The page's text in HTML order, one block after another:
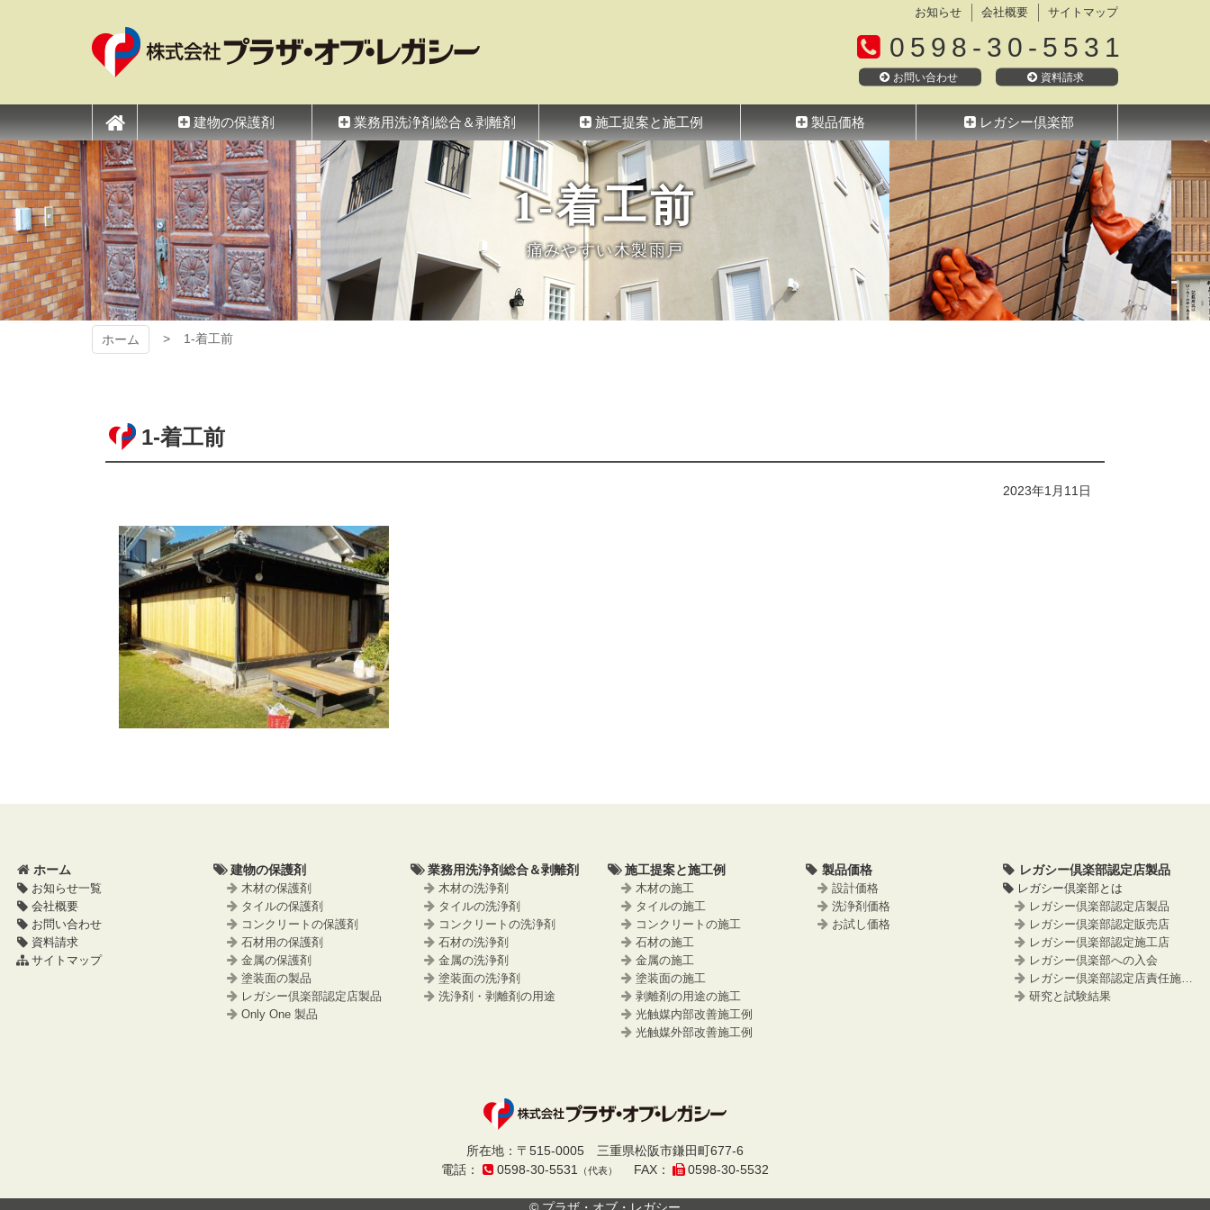
本
へ
ス
キ
ッ
プ
プラザ・オブ・レガシー
0598-30-5531
お問い合わせ 資料請求
お知らせ 会社概要 サイトマップ
建物の保護剤 業務用洗浄剤総合＆剥離剤 施工提案と施工例 製品価格 レガシー倶楽部
1-着工前
痛みやすい木製雨戸
ホーム 1-着工前
1-着工前
2023年1月11日
ン
の
頭
戻
の
戻
ホーム
お知らせ一覧
会社概要
お問い合わせ
資料請求
サイトマップ
建物の保護剤
木材の保護剤
タイルの保護剤
コンクリートの保護剤
石材用の保護剤
金属の保護剤
塗装面の製品
レガシー倶楽部認定店製品
Only One 製品
業務用洗浄剤総合＆剥離剤
木材の洗浄剤
タイルの洗浄剤
コンクリートの洗浄剤
石材の洗浄剤
金属の洗浄剤
塗装面の洗浄剤
洗浄剤・剥離剤の用途
施工提案と施工例
木材の施工
タイルの施工
コンクリートの施工
石材の施工
金属の施工
塗装面の施工
剥離剤の用途の施工
光触媒内部改善施工例
光触媒外部改善施工例
製品価格
設計価格
洗浄剤価格
お試し価格
レガシー倶楽部認定店製品
レガシー倶楽部とは
レガシー倶楽部認定店製品
レガシー倶楽部認定販売店
レガシー倶楽部認定施工店
レガシー倶楽部への入会
レガシー倶楽部認定店責任施工事例
研究と試験結果
プラザ・オブ・
レガシー
所在地 ： 〒515-0005 三重県松阪市鎌田町677-6
電話 ： 0598-30-5531 （代表） FAX ： 0598-30-5532